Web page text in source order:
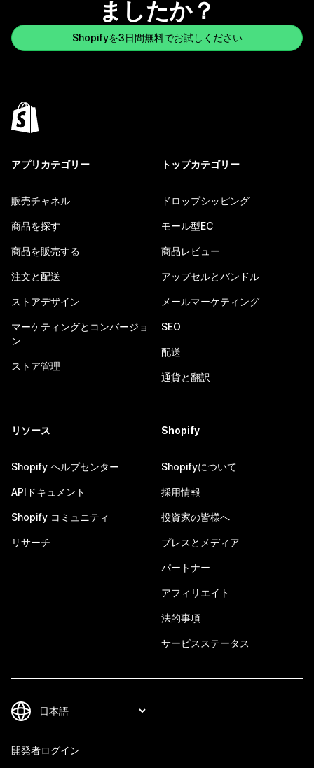
ましたか？
Shopifyを3日間無料でお試しください
アプリカテゴリー
販売チャネル
商品を探す
商品を販売する
注文と配送
ストアデザイン
マーケティングとコンバージョ
ン
ストア管理
トップカテゴリー
ドロップシッピング
モール型EC
商品レビュー
アップセルとバンドル
メールマーケティング
SEO
配送
通貨と翻訳
リソース
Shopify ヘルプセンター
APIドキュメント
Shopify コミュニティ
リサーチ
Shopify
Shopifyについて
採用情報
投資家の皆様へ
プレスとメディア
パートナー
アフィリエイト
法的事項
サービスステータス
開発者ログイン